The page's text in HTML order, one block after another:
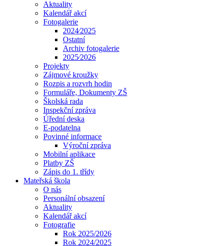
Aktuality
Kalendář akcí
Fotogalerie
2024⁄2025
Ostatní
Archiv fotogalerie
2025⁄2026
Projekty
Zájmové kroužky
Rozpis a rozvrh hodin
Formuláře, Dokumenty ZŠ
Školská rada
Inspekční zpráva
Úřední deska
E-podatelna
Povinné informace
Výroční zpráva
Mobilní aplikace
Platby ZŠ
Zápis do 1. třídy
Mateřská škola
O nás
Personální obsazení
Aktuality
Kalendář akcí
Fotografie
Rok 2025/2026
Rok 2024/2025